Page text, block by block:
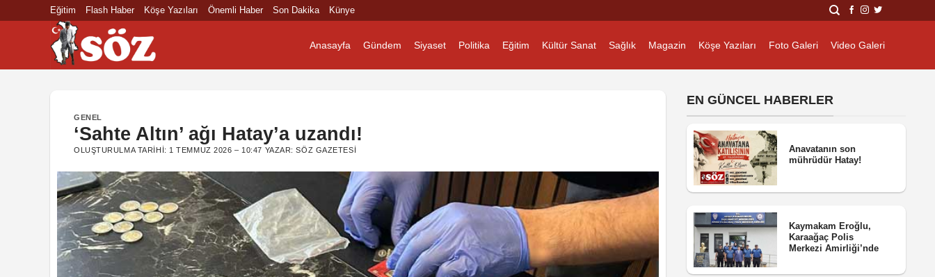
Eğitim Flash Haber Köşe Yazıları Önemli Haber Son Dakika Künye
Anasayfa Gündem Siyaset Politika Eğitim Kültür Sanat Sağlık Magazin Köşe Yazıları Foto Galeri Video Galeri
GENEL
‘Sahte Altın’ ağı Hatay’a uzandı!
OLUŞTURULMA TARIHI: 1 TEMMUZ 2026 – 10:47 YAZAR:SÖZ GAZETESI
EN GÜNCEL HABERLER
Anavatanın son
mührüdür Hatay!
Kaymakam Eroğlu,
Karaağaç Polis
Merkezi Amirliği’nde